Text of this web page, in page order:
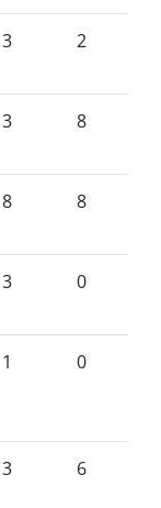
3 2
3 8
8 8
3 0
1 0
3 6